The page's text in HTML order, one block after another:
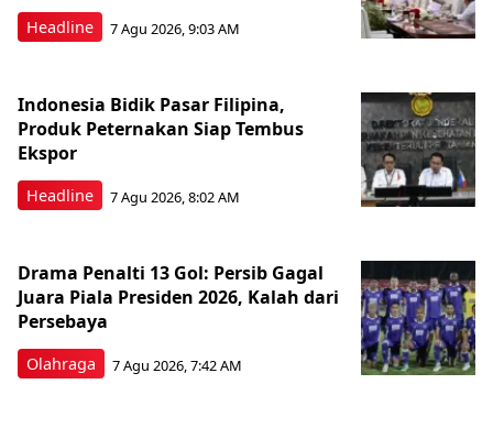
Headline 7 Agu 2026, 9:03 AM
Headline
Indonesia Bidik Pasar Filipina,
Produk Peternakan Siap Tembus
Ekspor
7 Agu 2026, 8:02 AM
Olahraga
Drama Penalti 13 Gol: Persib Gagal
Juara Piala Presiden 2026, Kalah dari
Persebaya
7 Agu 2026, 7:42 AM